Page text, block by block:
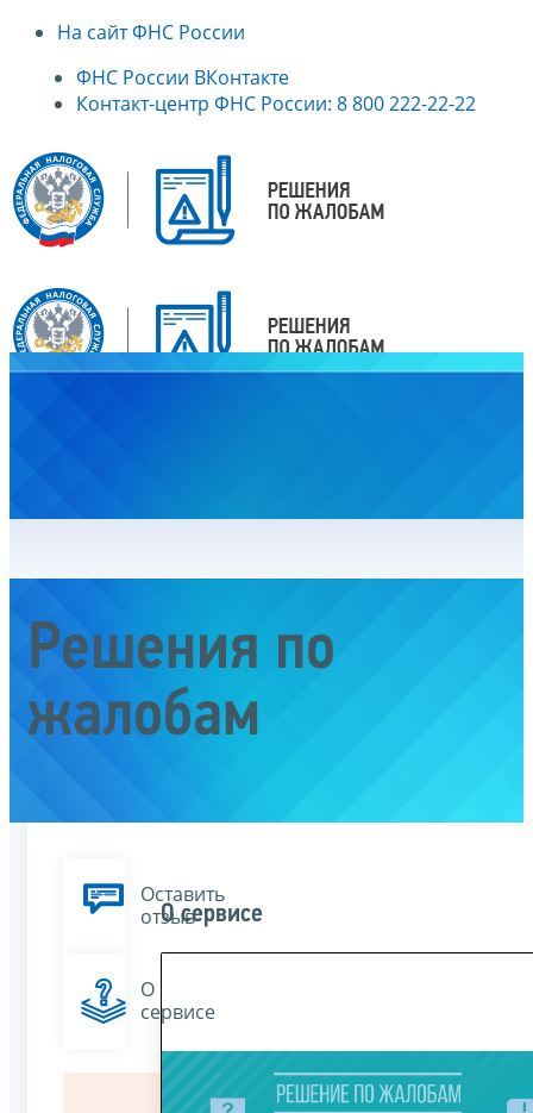
На сайт ФНС России
ФНС России ВКонтакте
Контакт-центр ФНС России: 8 800 222-22-22
Решения по
жалобам
Оставить
отзыв
О
сервисе
О сервисе